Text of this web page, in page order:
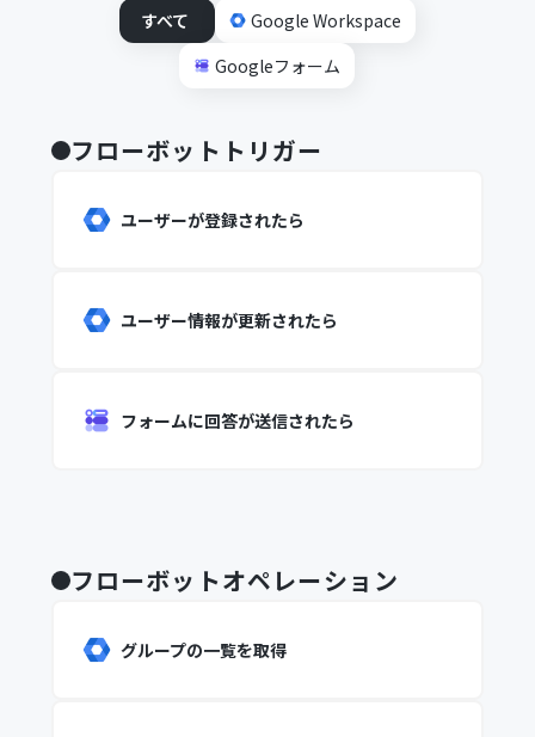
すべて
Google Workspace
Googleフォーム
フローボットトリガー
ユーザーが登録されたら
ユーザー情報が更新されたら
フォームに回答が送信されたら
フローボットオペレーション
グループの一覧を取得